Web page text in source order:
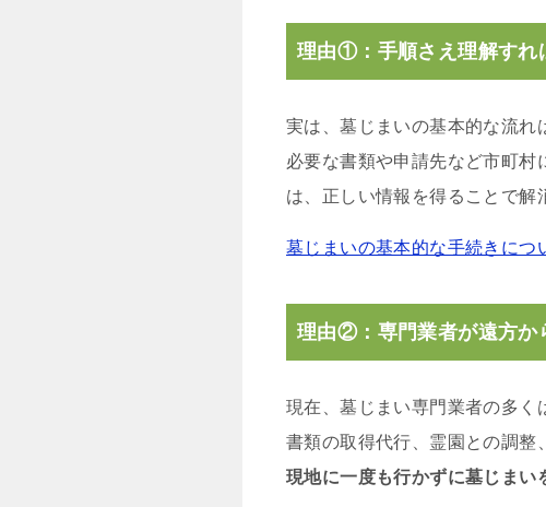
理由①：手順さえ理解すれ
実は、墓じまいの基本的な流れ
必要な書類や申請先など市町
は、正しい情報を得ることで解
墓じまいの基本的な手続きにつ
理由②：専門業者が遠方か
現在、墓じまい専門業者の多く
書類の取得代行、霊園との調整
現地に一度も行かずに墓じまい